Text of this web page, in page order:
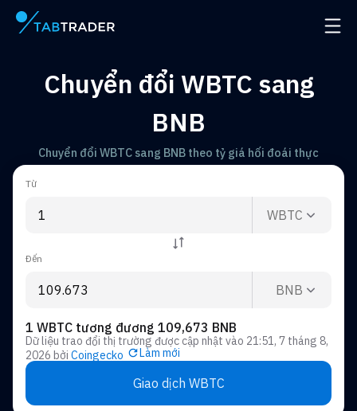
Trang chính Mở
Chuyển đổi WBTC sang
BNB
Chuyển đổi WBTC sang BNB theo tỷ giá hối đoái thực
Từ
WBTC
Đến
BNB
1 WBTC tương đương 109,673 BNB
Dữ liệu trao đổi thị trường được cập nhật vào 21:51, 7 tháng 8,
2026 bởi Coingecko Làm mới
Giao dịch WBTC